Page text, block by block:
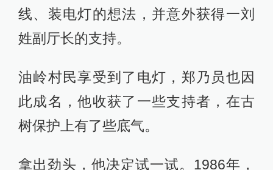
线、装电灯的想法，并意外获得一刘
姓副厅长的支持。
油岭村民享受到了电灯，郑乃员也因
此成名，他收获了一些支持者，在古
树保护上有了些底气。
拿出劲头，他决定试一试。1986年，